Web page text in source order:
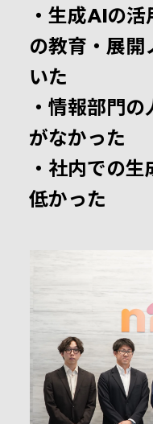
・生成AIの
の教育・展開
いた
・情報部門
がなかった
・社内での
低かった